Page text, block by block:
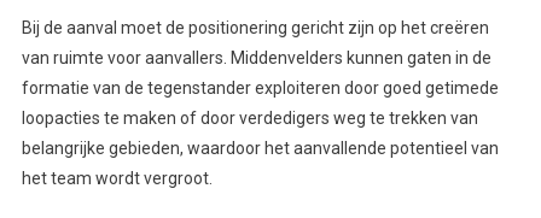
Bij de aanval moet de positionering gericht zijn op het creëren
van ruimte voor aanvallers. Middenvelders kunnen gaten in de
formatie van de tegenstander exploiteren door goed getimede
loopacties te maken of door verdedigers weg te trekken van
belangrijke gebieden, waardoor het aanvallende potentieel van
het team wordt vergroot.